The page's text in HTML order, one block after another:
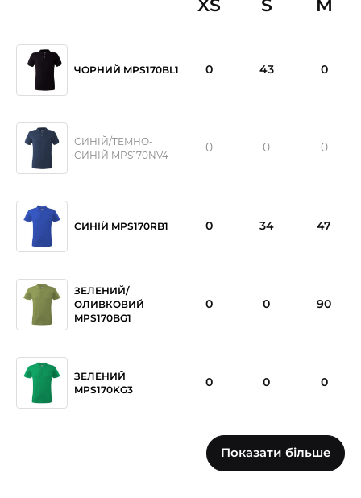
XS S M
ЧОРНИЙ MPS170BL1 0 43 0
СИНІЙ/ТЕМНО-
СИНІЙ MPS170NV4
0 0 0
СИНІЙ MPS170RB1 0 34 47
ЗЕЛЕНИЙ/
ОЛИВКОВИЙ
MPS170BG1
0 0 90
ЗЕЛЕНИЙ
MPS170KG3
0 0 0
0 0 18
Показати більше